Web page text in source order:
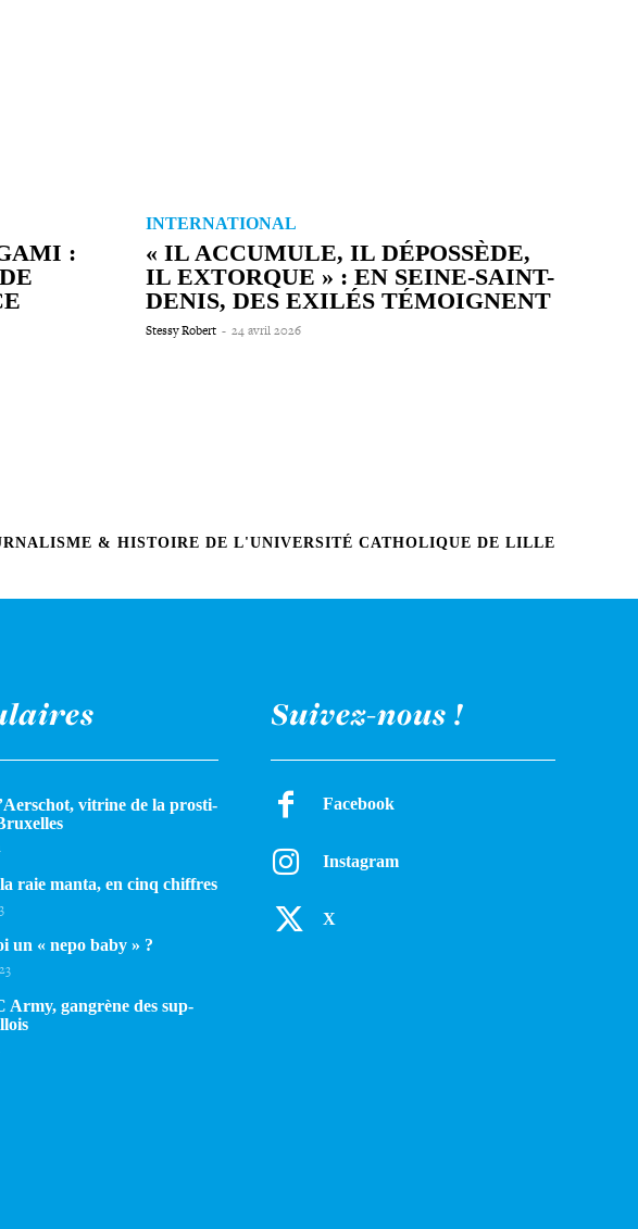
:
INTERNATIONAL
« IL ACCUMULE, IL DÉPOSSÈDE,
IL EXTORQUE » : EN SEINE-​SAINT-​
DENIS, DES EXILÉS TÉMOIGNENT
Stessy Robert - 24 avril 2026
& HISTOIRE DE L'UNIVERSITÉ CATHOLIQUE DE LILLE
vitrine de la pros­ti­
raie manta, en cinq chiffres
un « nepo baby » ?
Army, gangrène des sup­
Suivez-nous !
Facebook
Instagram
X